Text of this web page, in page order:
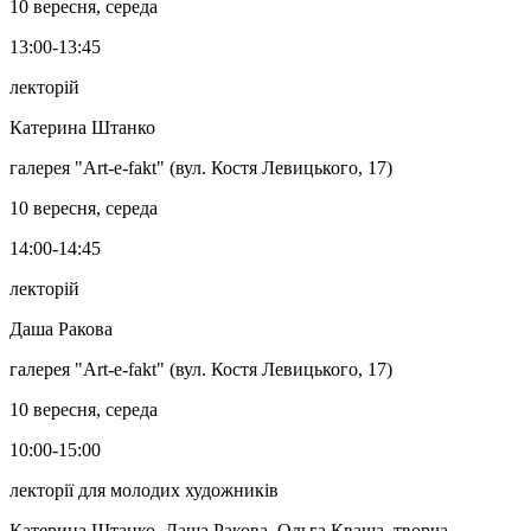
10 вересня, середа
13:00-13:45
лекторій
Катерина Штанко
галерея "Art-e-fakt" (вул. Костя Левицького, 17)
10 вересня, середа
14:00-14:45
лекторій
Даша Ракова
галерея "Art-e-fakt" (вул. Костя Левицького, 17)
10 вересня, середа
10:00-15:00
лекторії для молодих художників